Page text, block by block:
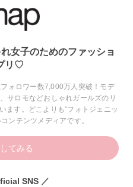
女子のためのファッショ
リ♡
ォロワー数7,000万人突破！モデ
サロモなどおしゃれガールズのリ
ます。どこよりも“フォトジェニッ
ンテンツメディアです。
てみる
SNS ／